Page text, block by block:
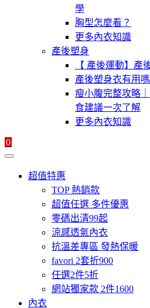
學
胸型怎麼看？
更多內衣知識
產後塑身
【 產後運動】產
產後塑身衣有用嗎
瘦小腹完整攻略
食建議一次了解
更多內衣知識
0
超值特惠
TOP 熱銷款
超值任選 多件優惠
零碼出清99起
涼感透氣內衣
抗溫差專區 發熱保暖
favori 2套折900
任選2件5折
網站獨家款 2件1600
內衣